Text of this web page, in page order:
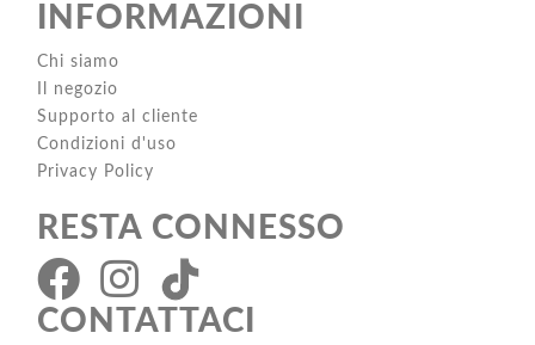
INFORMAZIONI
Chi siamo
Il negozio
Supporto al cliente
Condizioni d'uso
Privacy Policy
RESTA CONNESSO
CONTATTACI